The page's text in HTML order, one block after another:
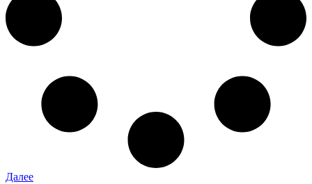
Далее